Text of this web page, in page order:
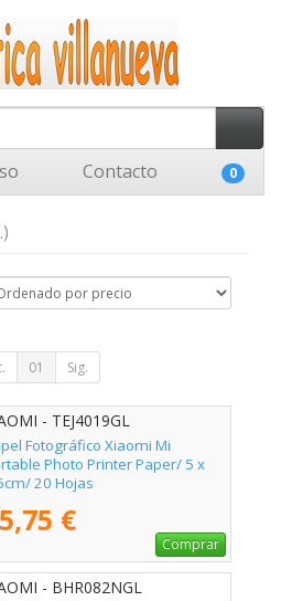
Contacto 0
01 Sig.
- TEJ4019GL
Fotográfico Xiaomi Mi
Photo Printer Paper/ 5 x
20 Hojas
€
Comprar
- BHR082NGL